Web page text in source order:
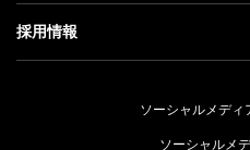
ガバナンス
人材戦略
経営方針
個人投資家の皆さまへ
サステナビリティ トップ
トップメッセージ
ESG方針・体制
採用情報
ソーシャルメディ
ソーシャルメ